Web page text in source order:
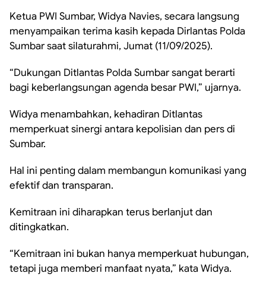
Ketua PWI Sumbar, Widya Navies, secara langsung
menyampaikan terima kasih kepada Dirlantas Polda
Sumbar saat silaturahmi, Jumat (11/09/2025).
“Dukungan Ditlantas Polda Sumbar sangat berarti
bagi keberlangsungan agenda besar PWI,” ujarnya.
Widya menambahkan, kehadiran Ditlantas
memperkuat sinergi antara kepolisian dan pers di
Sumbar.
Hal ini penting dalam membangun komunikasi yang
efektif dan transparan.
Kemitraan ini diharapkan terus berlanjut dan
ditingkatkan.
“Kemitraan ini bukan hanya memperkuat hubungan,
tetapi juga memberi manfaat nyata,” kata Widya.